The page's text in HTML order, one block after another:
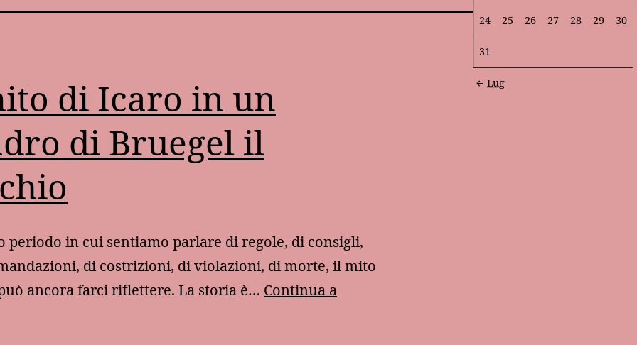
di Icaro in un
di Bruegel il
periodo in cui sentiamo parlare di regole, di consigli,
di costrizioni, di violazioni, di morte, il mito
ancora farci riflettere. La storia è… Continua a
24 25 26 27 28 29 30
31
Lug